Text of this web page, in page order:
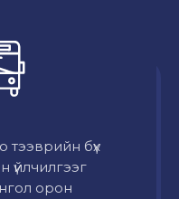
тээврийн бүх
үйлчилгээг
орон